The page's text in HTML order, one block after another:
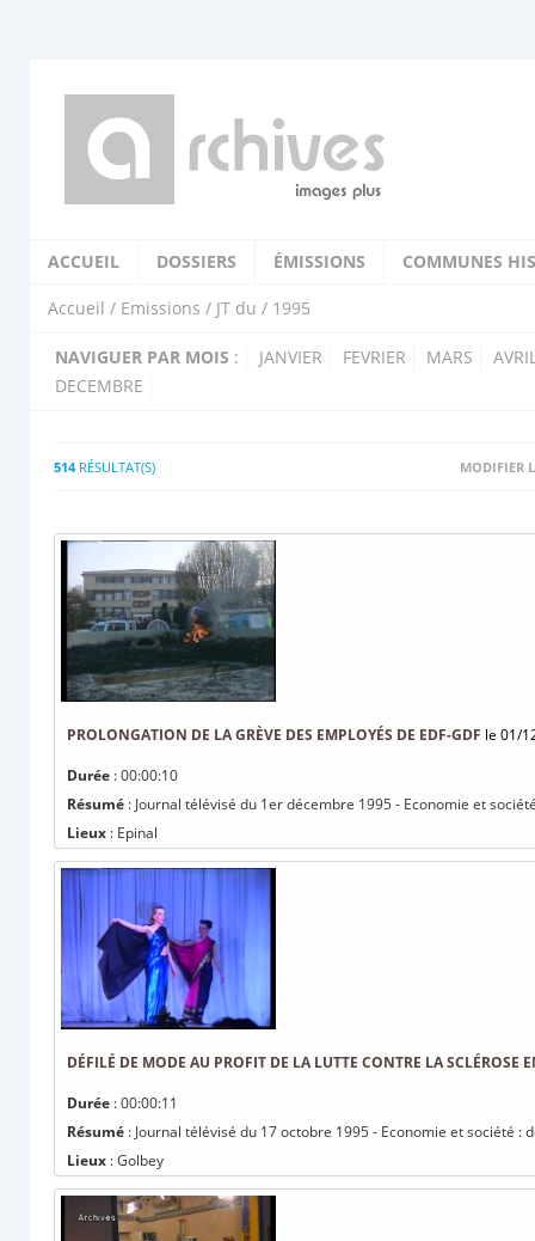
ACCUEIL DOSSIERS ÉMISSIONS COMMUNES
Accueil / Emissions / JT du / 1995
NAVIGUER PAR MOIS : JANVIER FEVRIER MARS
DECEMBRE
514RÉSULTAT(S) MODIFIER
PROLONGATION DE LA GRÈVE DES EMPLOYÉS DE EDF-GDF le 01/
Durée : 00:00:10
Résumé : Journal télévisé du 1er décembre 1995 - Economie et
Lieux : Epinal
DÉFILÉ DE MODE AU PROFIT DE LA LUTTE CONTRE LA SCLÉROSE
Durée : 00:00:11
Résumé : Journal télévisé du 17 octobre 1995 - Economie et société
Lieux : Golbey